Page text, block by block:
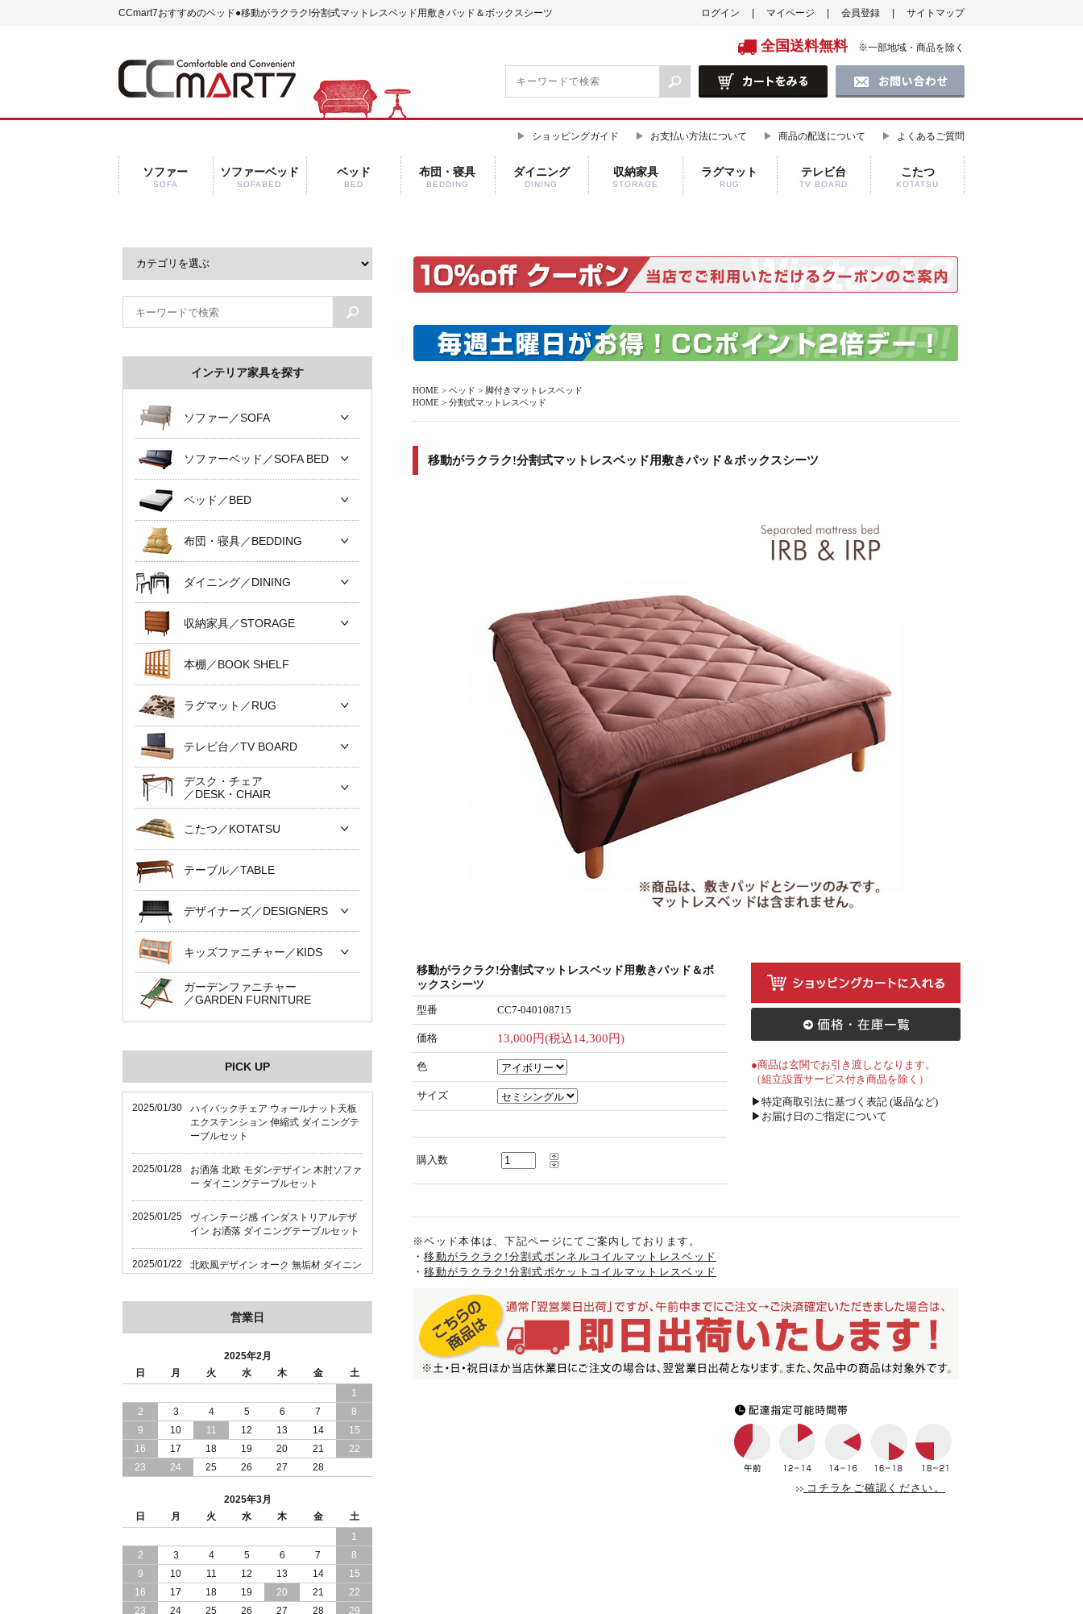
CCmart7おすすめのベッド●移動がラクラク!分割式マットレスベッド用敷きパッド＆ボックスシーツ ログイン マイページ 会員登録 サイトマップ
全国送料無料 ※一部地域・商品を除く
ショッピングガイド お支払い方法について 商品の配送について よくあるご質問
ソファー
SOFA
ソファーベッド
SOFABED
ベッド
BED
布団・寝具
BEDDING
ダイニング
DINING
収納家具
STORAGE
ラグマット
RUG
テレビ台
TV BOARD
こたつ
KOTATSU
HOME > ベッド > 脚付きマットレスベッド
HOME > 分割式マットレスベッド
移動がラクラク!分割式マットレスベッド用敷きパッド＆ボックスシーツ
移動がラクラク!分割式マットレスベッド用敷きパッド＆ボ
ックスシーツ
型番 CC7-040108715
価格 13,000円(税込14,300円)
色
サイズ
購入数
●商品は玄関でお引き渡しとなります。
（組立設置サービス付き商品を除く）
▶特定商取引法に基づく表記 (返品など)
▶お届け日のご指定について
※ベッド本体は、下記ページにてご案内しております。
・移動がラクラク!分割式ボンネルコイルマットレスベッド
・移動がラクラク!分割式ポケットコイルマットレスベッド
コチラをご確認ください。
インテリア家具を探す
ソファー／SOFA
ソファーベッド／SOFA BED
ベッド／BED
布団・寝具／BEDDING
ダイニング／DINING
収納家具／STORAGE
本棚／BOOK SHELF
ラグマット／RUG
テレビ台／TV BOARD
デスク・チェア
／DESK・CHAIR
こたつ／KOTATSU
テーブル／TABLE
デザイナーズ／DESIGNERS
キッズファニチャー／KIDS
ガーデンファニチャー
／GARDEN FURNITURE
PICK UP
2025/01/30
ハイバックチェア ウォールナット天板
エクステンション 伸縮式 ダイニングテ
ーブルセット
2025/01/28
お洒落 北欧 モダンデザイン 木肘ソファ
ー ダイニングテーブルセット
2025/01/25
ヴィンテージ感 インダストリアルデザ
イン お洒落 ダイニングテーブルセット
2025/01/22
北欧風デザイン オーク 無垢材 ダイニン
天然木 オーク 無垢材 上質感 北欧風デ
ザイン ダイニング
ハイバックチェア 伸縮式テーブル ダイ
ニングテーブルセット
2025/01/12
畳仕様の床板 和モダン 国産 収納力バツ
グン 跳ね上げ式 収納ベッド
2025/01/10
和モダン セキスイ 美草 ヘッドボードレ
ス 小上がり 大容量収納 跳ね上げ式 畳
2025/01/08
寝室 くつろぎ 和モダン 空間 セキスイ
美草 使用 大容量 収納 跳ね上げ式 畳 ベ
ッド 日本製
2025/01/05
照明 コンセント 棚式 ヘッドボード 付
き 大容量 収納 跳ね上げ式 ベッド
営業日
2025年2月
日
月 火 水 木 金
土
1
2
3 4 5 6 7
8
9
10 11 12 13 14
15
16
17 18 19 20 21
22
23
24 25 26 27 28
2025年3月
日
月 火 水 木 金
土
1
2
3 4 5 6 7
8
9
10 11 12 13 14
15
16
17 18 19 20 21
22
23
24 25 26 27 28
29